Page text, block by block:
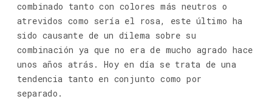
combinado tanto con colores más neutros o
atrevidos como sería el rosa, este último ha
sido causante de un dilema sobre su
combinación ya que no era de mucho agrado hace
unos años atrás. Hoy en día se trata de una
tendencia tanto en conjunto como por
separado.